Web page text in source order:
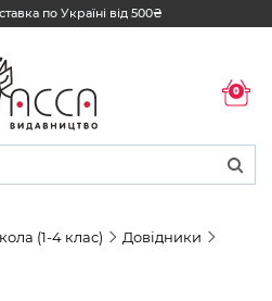
по Україні від 500₴
0
(1-4 клас)
Довідники